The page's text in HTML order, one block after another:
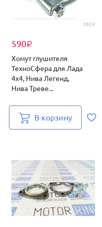
0824
590₽
Хомут глушителя
ТехноСфера для Лада
4х4, Нива Легенд,
Нива Треве...
В корзину